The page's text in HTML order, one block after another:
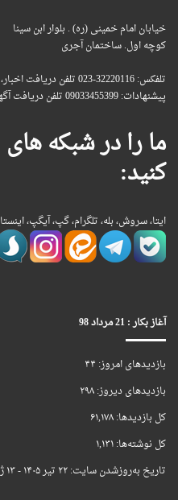
خیابان امام خمینی (ره) . بلوار ابن سینا
کوچه اول. ساختمان آجری
تلفکس: 32220116-023 تلفن دریافت اخبار، گزارشات، انتقادات و
پیشنهادات: 09033455399 تلفن دریافت آگهی: 09353868116
ما را در شبکه
کنید:
ایتا، سروش، بله، تلگرام، گپ، آیگپ،
آغاز بکار : 21 مرداد 98
بازدیدهای امروز: ۴۴
بازدیدهای دیروز:۲۹۸
کل بازدیدها:۶۱,۱۷۸
کل نوشته‌ها:۱,۱۳۱
تاریخ به‌روزشدن سایت:۲۲ تیر ۱۴۰۵ - ۱۳ ژوئیه ۲۰۲۶